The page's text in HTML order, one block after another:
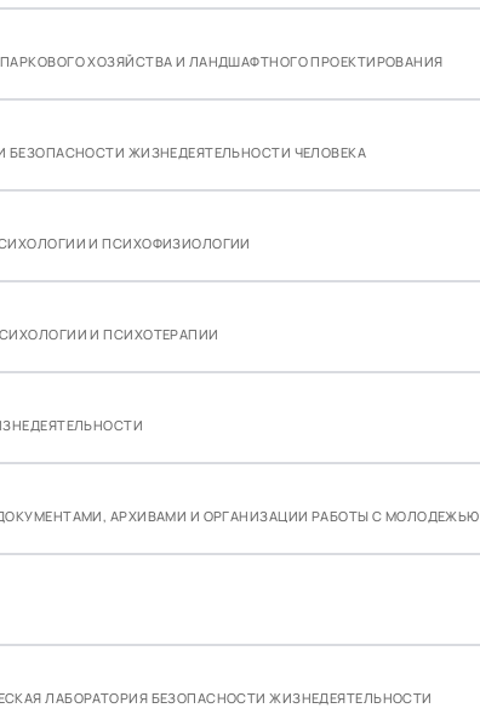
ХОЗЯЙСТВА И ЛАНДШАФТНОГО ПРОЕКТИРОВАНИЯ
БЕЗОПАСНОСТИ ЖИЗНЕДЕЯТЕЛЬНОСТИ ЧЕЛОВЕКА
И ПСИХОФИЗИОЛОГИИ
И ПСИХОТЕРАПИИ
АРХИВАМИ И ОРГАНИЗАЦИИ РАБОТЫ С МОЛОДЕЖЬЮ
ЛАБОРАТОРИЯ БЕЗОПАСНОСТИ ЖИЗНЕДЕЯТЕЛЬНОСТИ